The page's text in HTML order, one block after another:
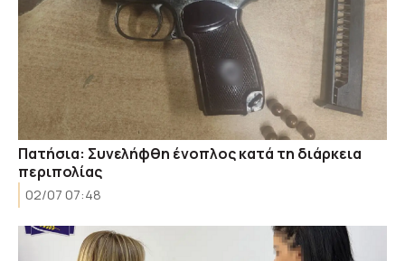
Πατήσια: Συνελήφθη ένοπλος κατά τη διάρκεια
περιπολίας
02/07 07:48